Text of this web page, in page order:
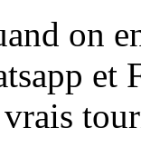
on
et